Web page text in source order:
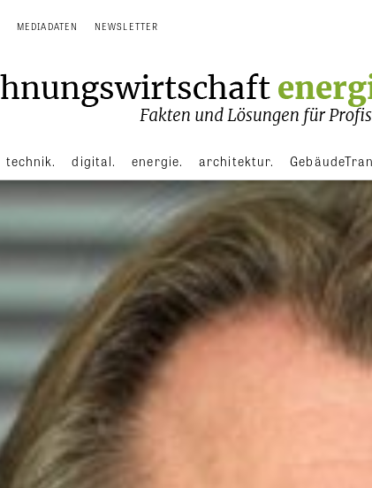
MEDIADATEN NEWSLETTER
technik. digital. energie. architektur.